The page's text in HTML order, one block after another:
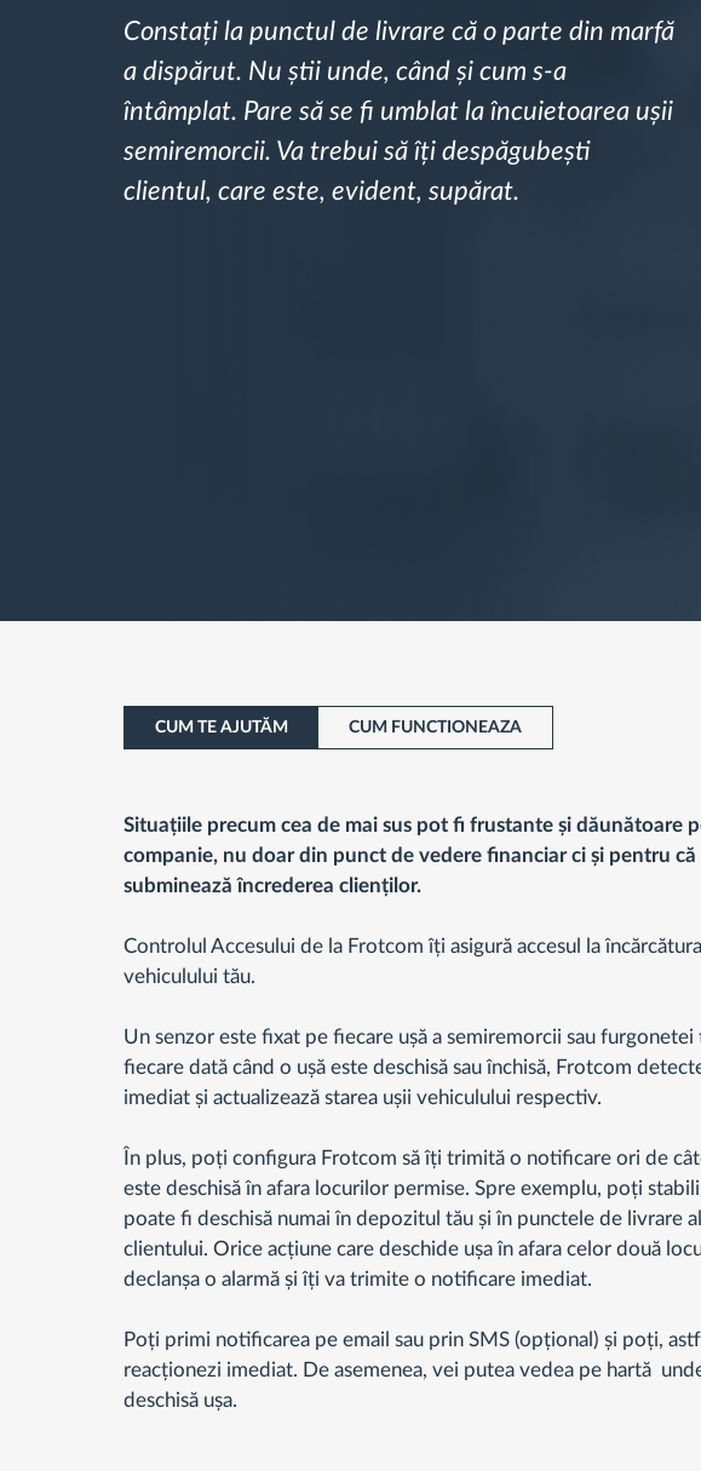
Managementul combustibilului
Planificarea și monitorizarea rutei
Identificarea automată a șoferului
Constați la punctul de livrare că o parte din marfă
a dispărut. Nu știi unde, când și cum s-a
întâmplat. Pare să se fi umblat la încuietoarea ușii
semiremorcii. Va trebui să îți despăgubești
clientul, care este, evident, supărat.
CUM TE AJUTĂM CUM FUNCTIONEAZA
Situațiile precum cea de mai sus pot fi frustante și dăunătoare
companie, nu doar din punct de vedere financiar ci și pentru că
subminează încrederea clienților.
Controlul Accesului de la Frotcom îți asigură accesul la încărcătura
vehiculului tău.
Un senzor este fixat pe fiecare ușă a semiremorcii sau furgonetei
fiecare dată când o ușă este deschisă sau închisă, Frotcom
imediat și actualizează starea ușii vehiculului respectiv.
În plus, poți configura Frotcom să îți trimită o notificare ori de
este deschisă în afara locurilor permise. Spre exemplu, poți stabili
poate fi deschisă numai în depozitul tău și în punctele de livrare
clientului. Orice acțiune care deschide ușa în afara celor două
declanșa o alarmă și îți va trimite o notificare imediat.
Poți primi notificarea pe email sau prin SMS (opțional) și poți,
reacționezi imediat. De asemenea, vei putea vedea pe hartă
deschisă ușa.